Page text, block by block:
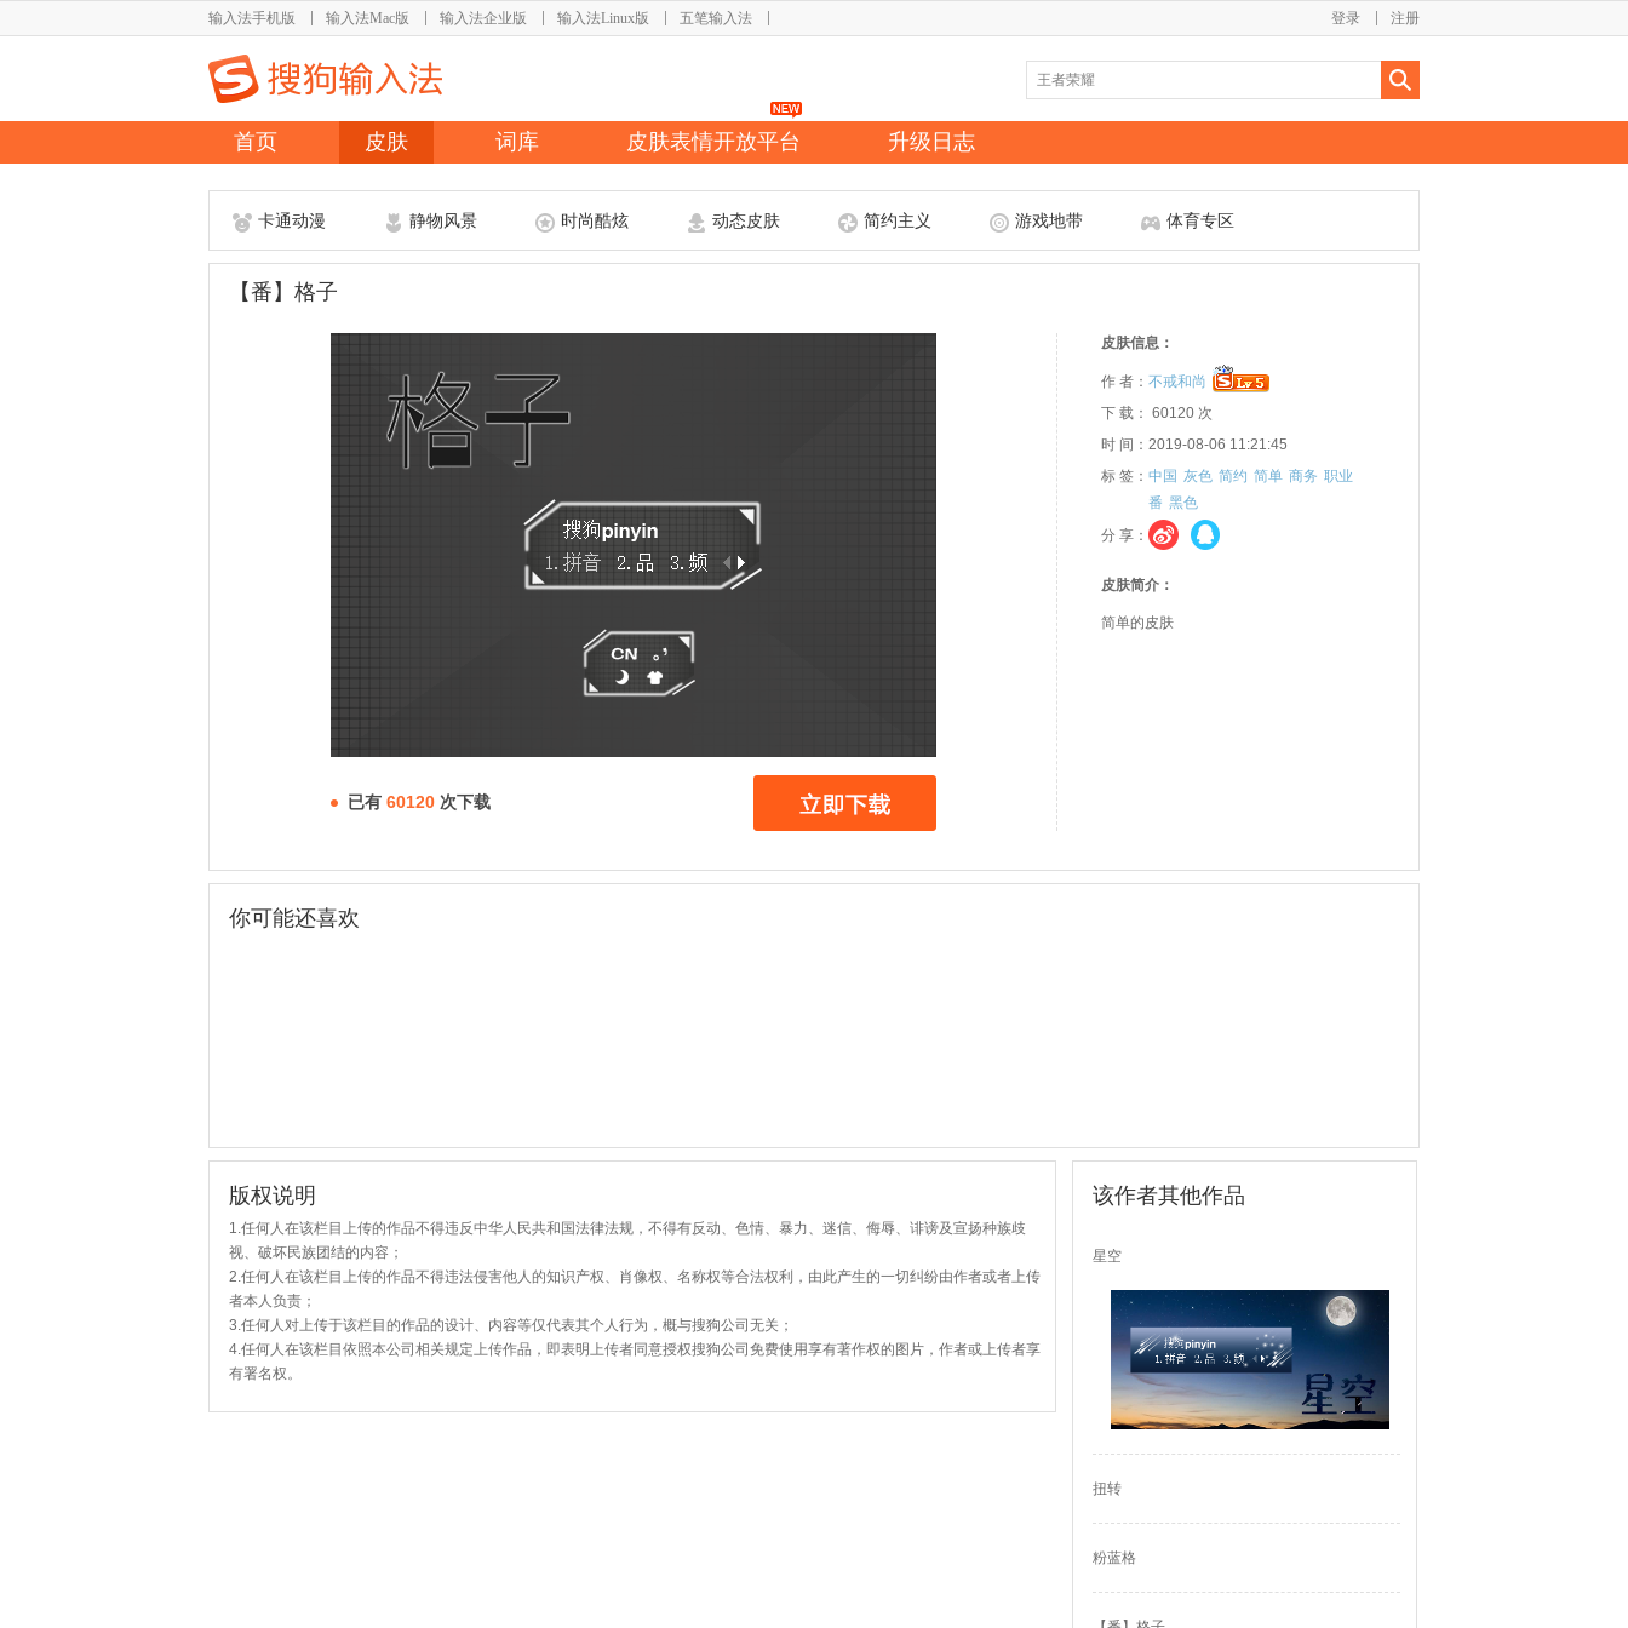
输入法手机版 输入法Mac版 输入法企业版 输入法Linux版 五笔输入法 注册
登录
首页 皮肤 词库 皮肤表情开放平台 升级日志
卡通动漫 静物风景 时尚酷炫 动态皮肤 简约主义 游戏地带 体育专区
【番】格子
已有 60120 次下载
皮肤信息：
作 者： 不戒和尚
下 载： 60120 次
时 间：2019-08-06 11:21:45
标 签： 中国 灰色 简约 简单 商务 职业
番 黑色
分 享：
皮肤简介：
简单的皮肤
你可能还喜欢
版权说明
1.任何人在该栏目上传的作品不得违反中华人民共和国法律法规，不得有反动、色情、暴力、迷信、侮辱、诽谤及宣扬种族歧
视、破坏民族团结的内容；
2.任何人在该栏目上传的作品不得违法侵害他人的知识产权、肖像权、名称权等合法权利，由此产生的一切纠纷由作者或者上传
者本人负责；
3.任何人对上传于该栏目的作品的设计、内容等仅代表其个人行为，概与搜狗公司无关；
4.任何人在该栏目依照本公司相关规定上传作品，即表明上传者同意授权搜狗公司免费使用享有著作权的图片，作者或上传者享
有署名权。
该作者其他作品
星空
扭转
粉蓝格